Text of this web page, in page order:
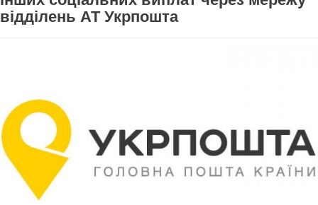
відділень АТ Укрпошта